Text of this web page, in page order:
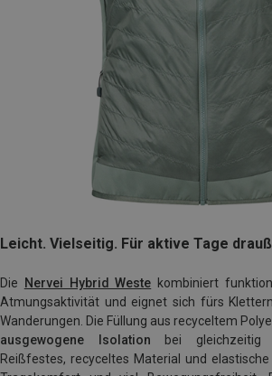
Leicht. Vielseitig. Für aktive Tage
Die Nervei Hybrid Weste kombiniert
Atmungsaktivität und eignet sich fürs
Wanderungen. Die Füllung aus recyceltem
ausgewogene Isolation bei gleichzeitig
Reißfestes, recyceltes Material und